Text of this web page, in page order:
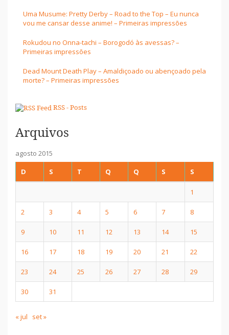
Uma Musume: Pretty Derby – Road to the Top – Eu nunca
vou me cansar desse anime! – Primeiras impressões
Rokudou no Onna-tachi – Borogodó às avessas? –
Primeiras impressões
Dead Mount Death Play – Amaldiçoado ou abençoado pela
morte? – Primeiras impressões
RSS - Posts
Arquivos
agosto 2015
D
S T Q Q S S
1
2 3 4 5 6 7 8
9 10 11 12 13 14 15
16 17 18 19 20 21 22
23 24 25 26 27 28 29
30 31
« jul set »